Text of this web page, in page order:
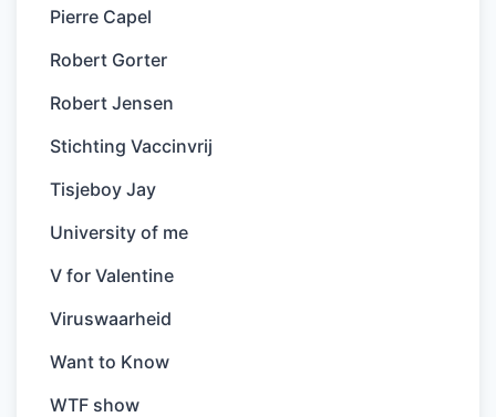
Pierre Capel
Robert Gorter
Robert Jensen
Stichting Vaccinvrij
Tisjeboy Jay
University of me
V for Valentine
Viruswaarheid
Want to Know
WTF show